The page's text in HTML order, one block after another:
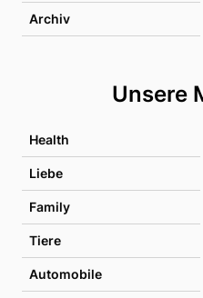
Archiv
Unsere
Health
Liebe
Family
Tiere
Automobile